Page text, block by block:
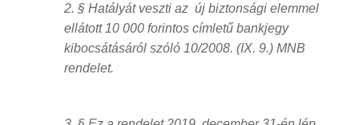
2. § Hatályát veszti az új biztonsági elemmel
ellátott 10 000 forintos címletű bankjegy
kibocsátásáról szóló 10/2008. (IX. 9.) MNB
rendelet.